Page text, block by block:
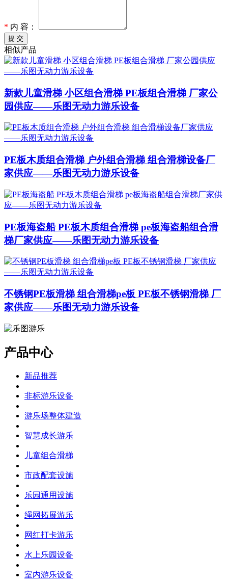
* 内 容：
提 交
相似产品
新款儿童滑梯 小区组合滑梯 PE板组合滑梯 厂家公
园供应——乐图无动力游乐设备
PE板木质组合滑梯 户外组合滑梯 组合滑梯设备厂
家供应——乐图无动力游乐设备
PE板海盗船 PE板木质组合滑梯 pe板海盗船组合滑
梯厂家供应——乐图无动力游乐设备
不锈钢PE板滑梯 组合滑梯pe板 PE板不锈钢滑梯 厂
家供应——乐图无动力游乐设备
产品中心
新品推荐
非标游乐设备
游乐场整体建造
智慧成长游乐
儿童组合滑梯
市政配套设施
乐园通用设施
绳网拓展游乐
网红打卡游乐
水上乐园设备
室内游乐设备